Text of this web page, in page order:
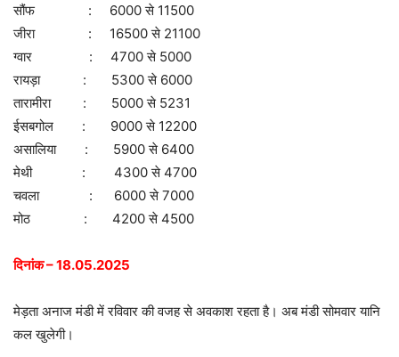
सौंफ : 6000 से 11500
जीरा : 16500 से 21100
ग्वार : 4700 से 5000
रायड़ा : 5300 से 6000
तारामीरा : 5000 से 5231
ईसबगोल : 9000 से 12200
असालिया : 5900 से 6400
मेथी : 4300 से 4700
चवला : 6000 से 7000
मोठ : 4200 से 4500
दिनांक – 18.05.2025
मेड़ता अनाज मंडी में रविवार की वजह से अवकाश रहता है। अब मंडी सोमवार यानि
कल खुलेगी।